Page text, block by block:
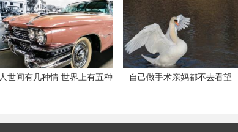
人世间有几种情 世界上有五种
自己做手术亲妈都不去看望